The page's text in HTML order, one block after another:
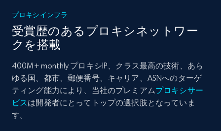
プロキシインフラ
受賞歴のあるプロキシネットワー
クを搭載
400M+ monthly プロキシIP、クラス最高の技術、あら
ゆる国、都市、郵便番号、キャリア、ASNへのターゲ
ティング能力により、当社のプレミアムプロキシサー
ビスは開発者にとってトップの選択肢となっていま
す。